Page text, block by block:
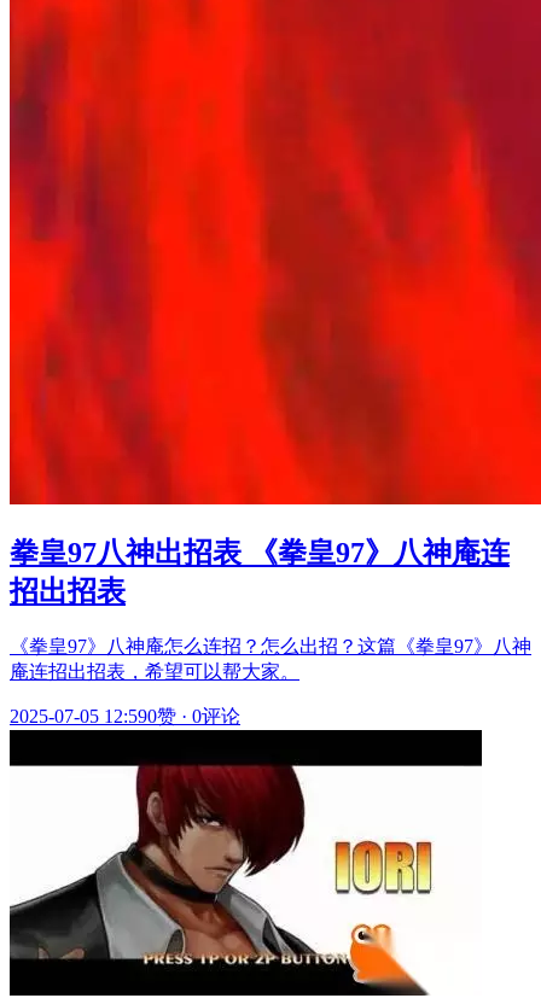
拳皇97八神出招表 《拳皇97》八神庵连
招出招表
《拳皇97》八神庵怎么连招？怎么出招？这篇《拳皇97》八神
庵连招出招表，希望可以帮大家。
2025-07-05 12:590赞 · 0评论